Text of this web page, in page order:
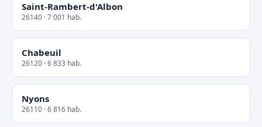
Saint-Rambert-d'Albon
26140 · 7 001 hab.
Chabeuil
26120 · 6 833 hab.
Nyons
26110 · 6 816 hab.